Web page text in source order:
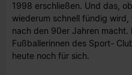
1998 erschließen. Und das,
wiederum schnell fündig
nach den 90er Jahren macht.
Fußballerinnen des Sport-
heute noch für sich.